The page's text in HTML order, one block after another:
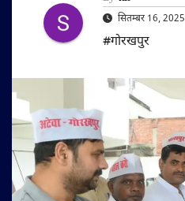
सितम्बर 16, 2025
#गोरखपुर